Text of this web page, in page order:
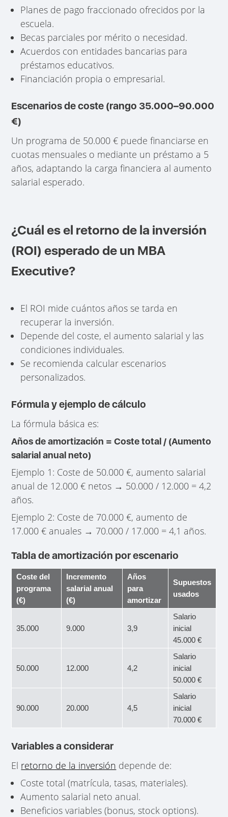
Planes de pago fraccionado ofrecidos por la
escuela.
Becas parciales por mérito o necesidad.
Acuerdos con entidades bancarias para
préstamos educativos.
Financiación propia o empresarial.
Escenarios de coste (rango 35.000–90.000
€)
Un programa de 50.000 € puede financiarse en
cuotas mensuales o mediante un préstamo a 5
años, adaptando la carga financiera al aumento
salarial esperado.
¿Cuál es el retorno de la inversión
(ROI) esperado de un MBA
Executive?
El ROI mide cuántos años se tarda en
recuperar la inversión.
Depende del coste, el aumento salarial y las
condiciones individuales.
Se recomienda calcular escenarios
personalizados.
Fórmula y ejemplo de cálculo
La fórmula básica es:
Años de amortización = Coste total / (Aumento
salarial anual neto)
Ejemplo 1: Coste de 50.000 €, aumento salarial
anual de 12.000 € netos → 50.000 / 12.000 = 4,2
años.
Ejemplo 2: Coste de 70.000 €, aumento de
17.000 € anuales → 70.000 / 17.000 = 4,1 años.
Tabla de amortización por escenario
Coste del
programa
(€)
Incremento
salarial anual
(€)
Años
para
amortizar
Supuestos
usados
35.000 9.000 3,9
Salario
inicial
45.000 €
50.000 12.000 4,2
Salario
inicial
50.000 €
90.000 20.000 4,5
Salario
inicial
70.000 €
Variables a considerar
El retorno de la inversión depende de:
Coste total (matrícula, tasas, materiales).
Aumento salarial neto anual.
Beneficios variables (bonus, stock options).